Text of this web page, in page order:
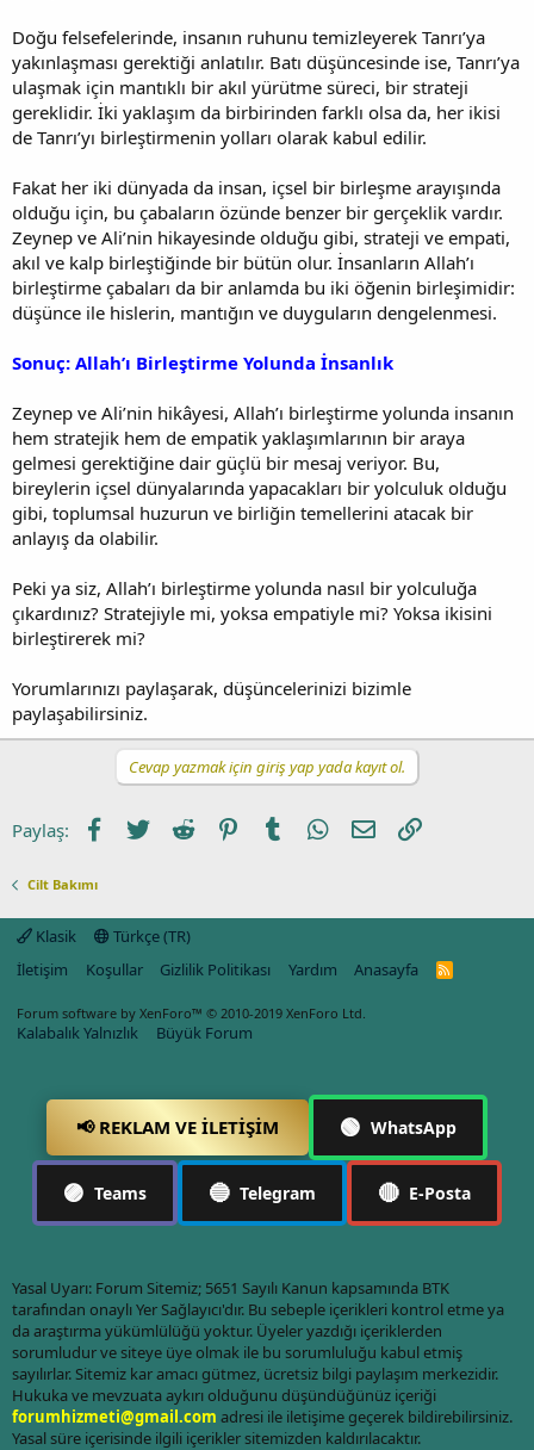
Doğu felsefelerinde, insanın ruhunu temizleyerek Tanrı’ya
yakınlaşması gerektiği anlatılır. Batı düşüncesinde ise, Tanrı’ya
ulaşmak için mantıklı bir akıl yürütme süreci, bir strateji
gereklidir. İki yaklaşım da birbirinden farklı olsa da, her ikisi
de Tanrı’yı birleştirmenin yolları olarak kabul edilir.
Fakat her iki dünyada da insan, içsel bir birleşme arayışında
olduğu için, bu çabaların özünde benzer bir gerçeklik vardır.
Zeynep ve Ali’nin hikayesinde olduğu gibi, strateji ve empati,
akıl ve kalp birleştiğinde bir bütün olur. İnsanların Allah’ı
birleştirme çabaları da bir anlamda bu iki öğenin birleşimidir:
düşünce ile hislerin, mantığın ve duyguların dengelenmesi.
Sonuç: Allah’ı Birleştirme Yolunda İnsanlık
Zeynep ve Ali’nin hikâyesi, Allah’ı birleştirme yolunda insanın
hem stratejik hem de empatik yaklaşımlarının bir araya
gelmesi gerektiğine dair güçlü bir mesaj veriyor. Bu,
bireylerin içsel dünyalarında yapacakları bir yolculuk olduğu
gibi, toplumsal huzurun ve birliğin temellerini atacak bir
anlayış da olabilir.
Peki ya siz, Allah’ı birleştirme yolunda nasıl bir yolculuğa
çıkardınız? Stratejiyle mi, yoksa empatiyle mi? Yoksa ikisini
birleştirerek mi?
Yorumlarınızı paylaşarak, düşüncelerinizi bizimle
paylaşabilirsiniz.
Cevap yazmak için giriş yap yada kayıt ol.
Paylaş: Facebook
TwitterReddit PinterestTumblrWhatsApp
E-postaLink
Cilt Bakımı
Klasik
Türkçe (TR)
İletişim
Koşullar Gizlilik Politikası Yardım Anasayfa
R
Forum software by XenForo™ © 2010-2019 XenForo Ltd.
Kalabalık Yalnızlık Büyük Forum
📢 REKLAM VE İLETIŞIM 🟢 WhatsApp
🟣 Teams 🔵 Telegram 🔴 E-Posta
Yasal Uyarı: Forum Sitemiz; 5651 Sayılı Kanun kapsamında BTK
tarafından onaylı Yer Sağlayıcı'dır. Bu sebeple içerikleri kontrol etme ya
da araştırma yükümlülüğü yoktur. Üyeler yazdığı içeriklerden
sorumludur ve siteye üye olmak ile bu sorumluluğu kabul etmiş
sayılırlar. Sitemiz kar amacı gütmez, ücretsiz bilgi paylaşım merkezidir.
Hukuka ve mevzuata aykırı olduğunu düşündüğünüz içeriği
forumhizmeti@gmail.com adresi ile iletişime geçerek bildirebilirsiniz.
Yasal süre içerisinde ilgili içerikler sitemizden kaldırılacaktır.